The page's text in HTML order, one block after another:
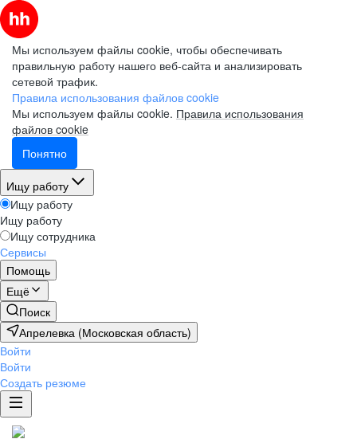
Мы используем файлы cookie, чтобы обеспечивать
правильную работу нашего веб-сайта и анализировать
сетевой трафик.
Правила использования файлов cookie
Мы используем файлы cookie. Правила использования
файлов cookie
Понятно
Ищу работу
Ищу работу
Ищу работу
Ищу сотрудника
Сервисы
Помощь
Ещё
Поиск
Апрелевка (Московская область)
Войти
Войти
Создать резюме